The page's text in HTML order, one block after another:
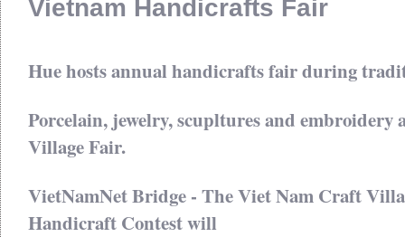
Vietnam Handicrafts Fair
Hue hosts annual handicrafts fair during
Porcelain, jewelry, scupltures and embroidery
Village Fair.
VietNamNet Bridge - The Viet Nam Craft
Handicraft Contest will